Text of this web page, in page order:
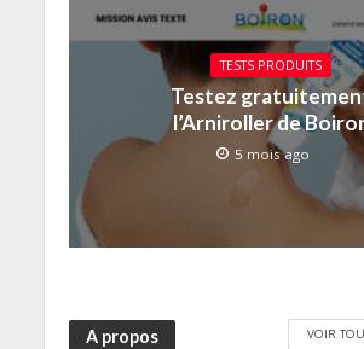
TESTS PRODUITS
Testez
l’Arniroller de
5 mois ago
A propos VOIR